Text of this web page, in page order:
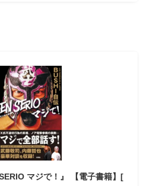
マジで！』 【電子書籍】[